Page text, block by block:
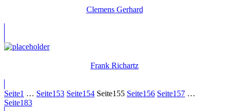
Clemens Gerhard
Frank Richartz
Seite1 … Seite153 Seite154 Seite155 Seite156 Seite157 …
Seite183